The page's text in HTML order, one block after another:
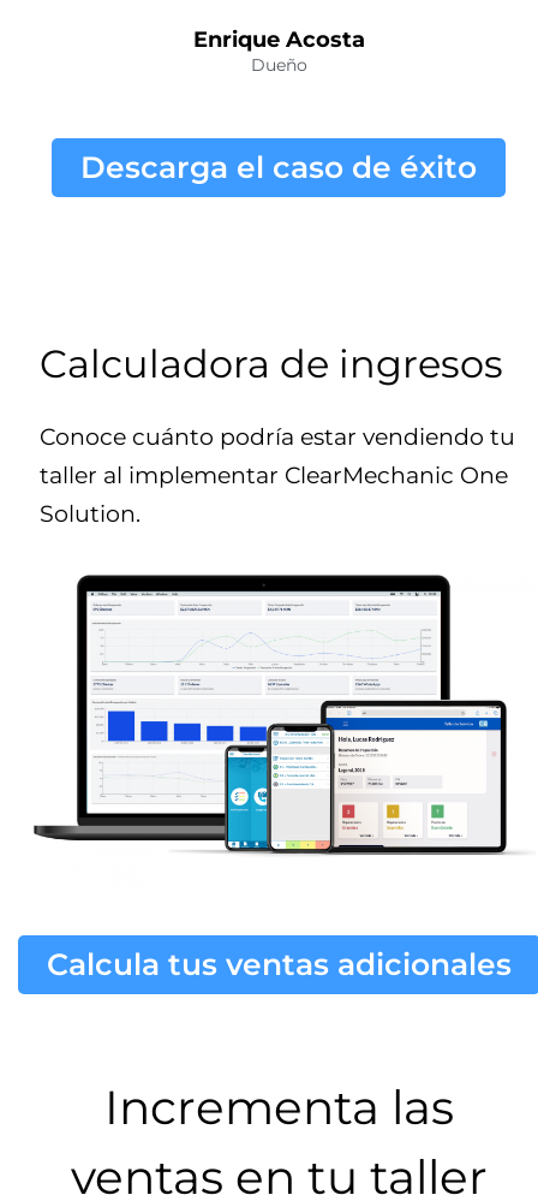
Enrique Acosta
Dueño
Descarga el caso de éxito
Calculadora de ingresos
Conoce cuánto podría estar vendiendo tu
taller al implementar ClearMechanic One
Solution.
Calcula tus ventas adicionales
Incrementa las
ventas en tu taller